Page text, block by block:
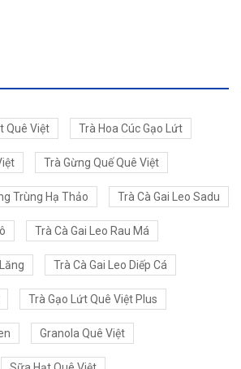
Quê Việt Trà Hoa Cúc Gạo Lứt
Trà Gừng Quế Quê Việt
Trùng Hạ Thảo Trà Cà Gai Leo Sadu
Trà Cà Gai Leo Rau Má
Trà Cà Gai Leo Diếp Cá
Trà Gạo Lứt Quê Việt Plus
Granola Quê Việt